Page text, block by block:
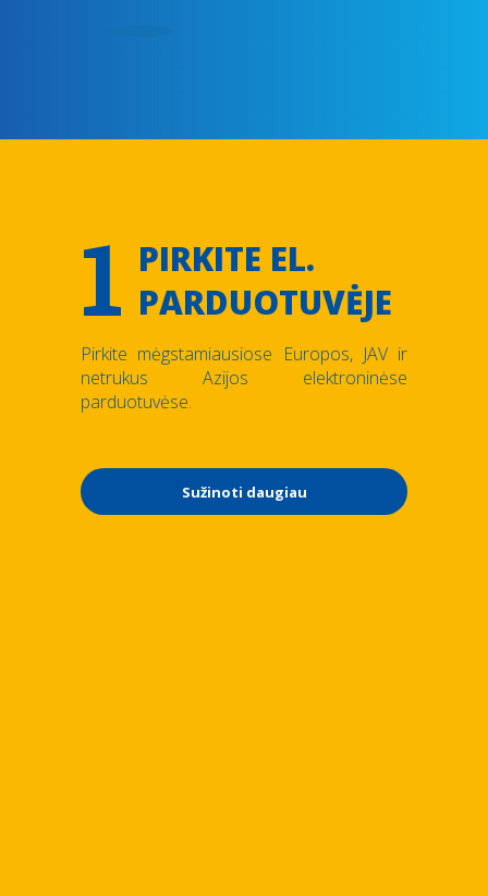
1 PIRKITE EL.
PARDUOTUVĖJE
Pirkite mėgstamiausiose Europos, JAV ir
netrukus Azijos elektroninėse
parduotuvėse.
Sužinoti daugiau